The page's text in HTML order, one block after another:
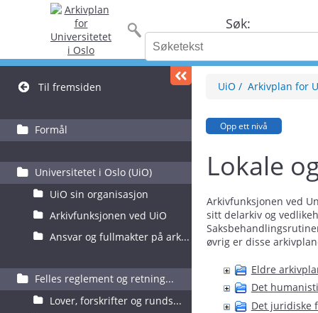
Søk:
Til fremsiden
Formål
Universitetet i Oslo (UiO)
UiO sin organisasjon
Arkivfunksjonen ved UiO
Ansvar og fullmakter på ark...
Felles reglement og retning...
Lover, forskrifter og runds...
UiO Arkivplan for
Opp ett nivå
Lokale
Arkivfunksjonen ved
sitt delarkiv og
øvrig er disse
Eldre
Det
Det juridiske